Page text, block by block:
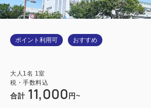
ポイント利用可 おすすめ
大人 1 名 1 室
税・手数料込
合計 11,000 円~